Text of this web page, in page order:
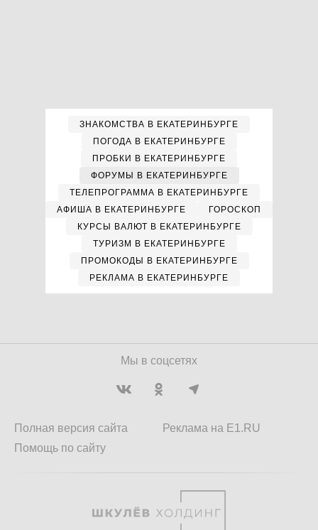
ЗНАКОМСТВА В ЕКАТЕРИНБУРГЕ
ПОГОДА В ЕКАТЕРИНБУРГЕ
ПРОБКИ В ЕКАТЕРИНБУРГЕ
ФОРУМЫ В ЕКАТЕРИНБУРГЕ
ТЕЛЕПРОГРАММА В ЕКАТЕРИНБУРГЕ
АФИША В ЕКАТЕРИНБУРГЕ
ГОРОСКОП
КУРСЫ ВАЛЮТ В ЕКАТЕРИНБУРГЕ
ТУРИЗМ В ЕКАТЕРИНБУРГЕ
ПРОМОКОДЫ В ЕКАТЕРИНБУРГЕ
РЕКЛАМА В ЕКАТЕРИНБУРГЕ
Мы в соцсетях
Полная версия сайта
Помощь по сайту
Реклама на E1.RU